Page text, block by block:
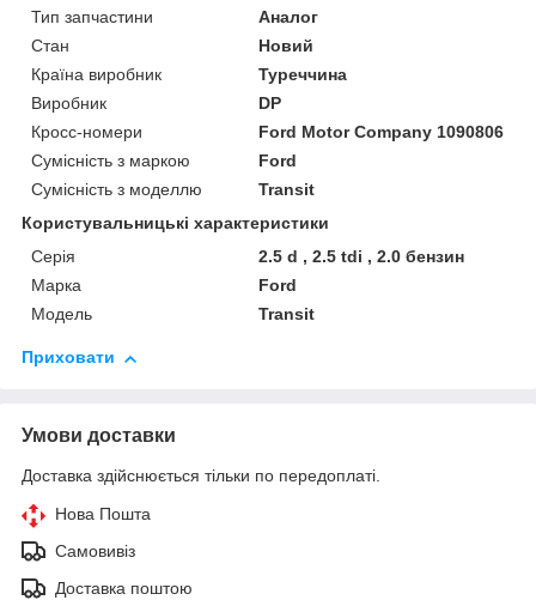
Тип запчастини
Аналог
Стан
Новий
Країна виробник
Туреччина
Виробник
DP
Кросс-номери
Ford Motor Company 1090806
Сумісність з маркою
Ford
Сумісність з моделлю
Transit
Користувальницькі характеристики
Серія
2.5 d , 2.5 tdi , 2.0 бензин
Марка
Ford
Модель
Transit
Приховати
Умови доставки
Доставка здійснюється тільки по передоплаті.
Нова Пошта
Самовивіз
Доставка поштою